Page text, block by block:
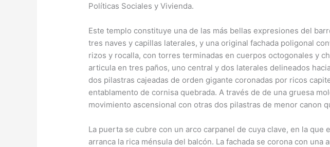
Políticas Sociales y Vivienda.
Este templo constituye una de las más bellas expresiones del
tres naves y capillas laterales, y una original fachada poligonal
rizos y rocalla, con torres terminadas en cuerpos octogonales y
articula en tres paños, uno central y dos laterales delineados
dos pilastras cajeadas de orden gigante coronadas por ricos
entablamento de cornisa quebrada. A través de de una gruesa
movimiento ascensional con otras dos pilastras de menor canon
La puerta se cubre con un arco carpanel de cuya clave, en la
arranca la rica ménsula del balcón. La fachada se corona con una